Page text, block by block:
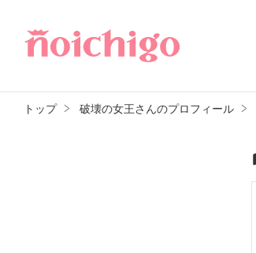
トップ 破壊の女王さんのプロフィール